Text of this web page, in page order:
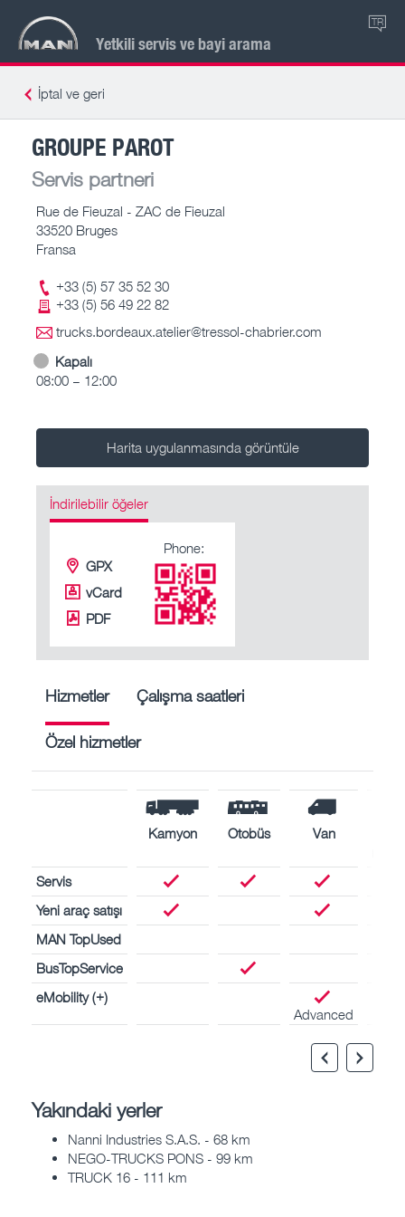
Yetkili servis ve bayi arama
TR
İptal ve geri
GROUPE PAROT
Servis partneri
Rue de Fieuzal - ZAC de Fieuzal
33520 Bruges
Fransa
+33 (5) 57 35 52 30
+33 (5) 56 49 22 82
trucks.bordeaux.atelier@tressol-chabrier.com
Kapalı
08:00 – 12:00
Harita uygulanmasında görüntüle
İndirilebilir öğeler
GPX
vCard
PDF
Phone:
Hizmetler Çalışma saatleri
Özel hizmetler
Kamyon Otobüs Van
Servis
Yeni araç satışı
MAN TopUsed
BusTopService
eMobility (+)
Advanced
Yakındaki yerler
Nanni Industries S.A.S. - 68 km
NEGO-TRUCKS PONS - 99 km
TRUCK 16 - 111 km